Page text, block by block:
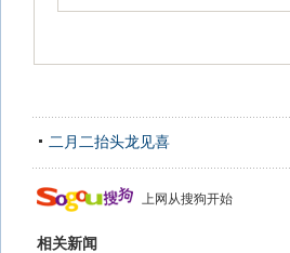
二月二抬头龙见喜
上网从搜狗开始
相关新闻